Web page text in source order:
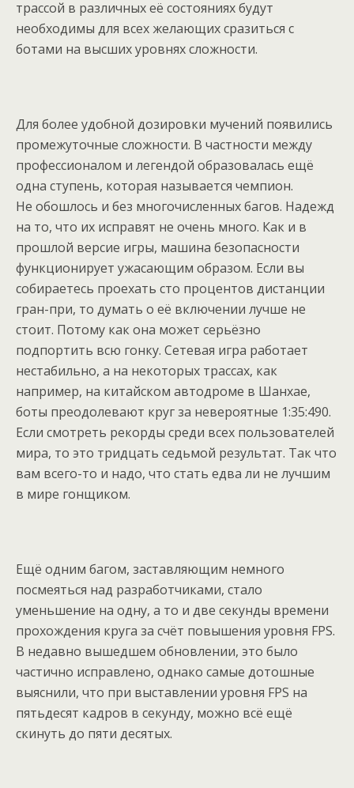
трассой в различных её состояниях будут
необходимы для всех желающих сразиться с
ботами на высших уровнях сложности.
Для более удобной дозировки мучений появились
промежуточные сложности. В частности между
профессионалом и легендой образовалась ещё
одна ступень, которая называется чемпион.
Не обошлось и без многочисленных багов. Надежд
на то, что их исправят не очень много. Как и в
прошлой версие игры, машина безопасности
функционирует ужасающим образом. Если вы
собираетесь проехать сто процентов дистанции
гран-при, то думать о её включении лучше не
стоит. Потому как она может серьёзно
подпортить всю гонку. Сетевая игра работает
нестабильно, а на некоторых трассах, как
например, на китайском автодроме в Шанхае,
боты преодолевают круг за невероятные 1:35:490.
Если смотреть рекорды среди всех пользователей
мира, то это тридцать седьмой результат. Так что
вам всего-то и надо, что стать едва ли не лучшим
в мире гонщиком.
Ещё одним багом, заставляющим немного
посмеяться над разработчиками, стало
уменьшение на одну, а то и две секунды времени
прохождения круга за счёт повышения уровня FPS.
В недавно вышедшем обновлении, это было
частично исправлено, однако самые дотошные
выяснили, что при выставлении уровня FPS на
пятьдесят кадров в секунду, можно всё ещё
скинуть до пяти десятых.